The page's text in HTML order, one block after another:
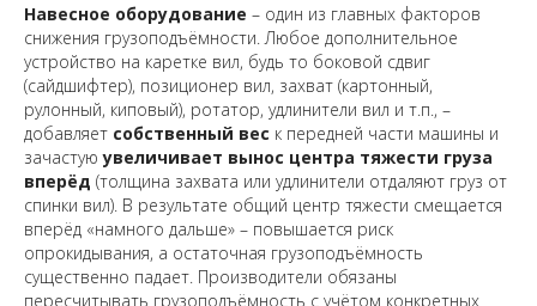
Навесное оборудование – один из главных факторов
снижения грузоподъёмности. Любое дополнительное
устройство на каретке вил, будь то боковой сдвиг
(сайдшифтер), позиционер вил, захват (картонный,
рулонный, киповый), ротатор, удлинители вил и т.п., –
добавляет собственный вес к передней части машины и
зачастуюувеличивает вынос центра тяжести груза
вперёд (толщина захвата или удлинители отдаляют груз от
спинки вил). В результате общий центр тяжести смещается
вперёд «намного дальше» – повышается риск
опрокидывания, а остаточная грузоподъёмность
существенно падает. Производители обязаны
пересчитывать грузоподъёмность с учётом конкретных